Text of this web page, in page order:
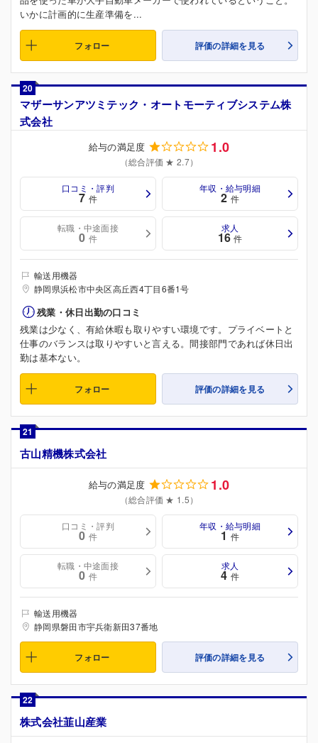
いかに計画的に生産準備を...
フォロー 評価の詳細を見る
20
マザーサンアツミテック・オートモーティブシステム株
式会社
給与の満足度 1.0
（総合評価 ★ 2.7）
口コミ・評判
7 件
年収・給与明細
2 件
転職・中途面接
0 件
求人
16 件
輸送用機器
静岡県浜松市中央区高丘西4丁目6番1号
残業・休日出勤の口コミ
残業は少なく、有給休暇も取りやすい環境です。プライベートと
仕事のバランスは取りやすいと言える。間接部門であれば休日出
勤は基本ない。
フォロー 評価の詳細を見る
21
古山精機株式会社
給与の満足度 1.0
（総合評価 ★ 1.5）
口コミ・評判
0 件
年収・給与明細
1 件
転職・中途面接
0 件
求人
4 件
輸送用機器
静岡県磐田市宇兵衛新田37番地
フォロー 評価の詳細を見る
22
株式会社韮山産業